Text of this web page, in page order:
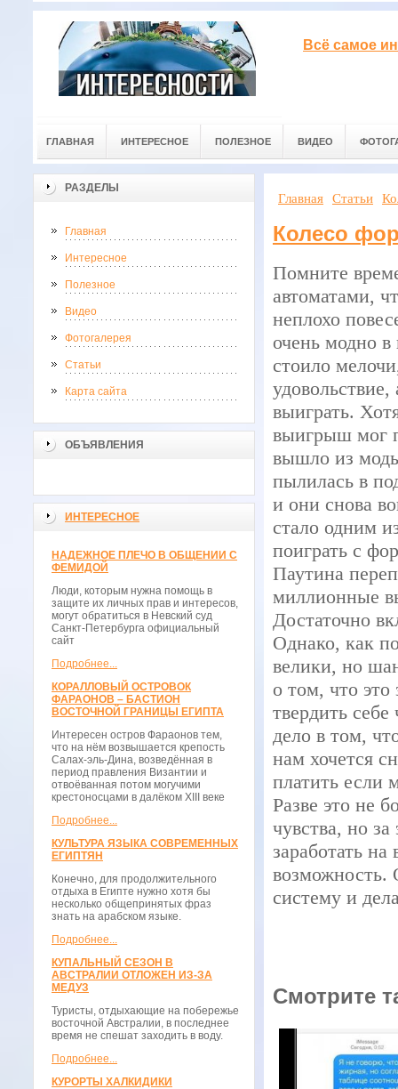
Всё самое
ГЛАВНАЯ ИНТЕРЕСНОЕ ПОЛЕЗНОЕ ВИДЕО
РАЗДЕЛЫ
Главная
Интересное
Полезное
Видео
Фотогалерея
Статьи
Карта сайта
ОБЪЯВЛЕНИЯ
ИНТЕРЕСНОЕ
НАДЕЖНОЕ ПЛЕЧО В ОБЩЕНИИ С
ФЕМИДОЙ
Люди, которым нужна помощь в
защите их личных прав и интересов,
могут обратиться в Невский суд
Санкт-Петербурга официальный
сайт
Подробнее...
КОРАЛЛОВЫЙ ОСТРОВОК
ФАРАОНОВ – БАСТИОН
ВОСТОЧНОЙ ГРАНИЦЫ ЕГИПТА
Интересен остров Фараонов тем,
что на нём возвышается крепость
Салах-эль-Дина, возведённая в
период правления Византии и
отвоёванная потом могучими
крестоносцами в далёком XIII веке
Подробнее...
КУЛЬТУРА ЯЗЫКА СОВРЕМЕННЫХ
ЕГИПТЯН
Конечно, для продолжительного
отдыха в Египте нужно хотя бы
несколько общепринятых фраз
знать на арабском языке.
Подробнее...
КУПАЛЬНЫЙ СЕЗОН В
АВСТРАЛИИ ОТЛОЖЕН ИЗ-ЗА
МЕДУЗ
Туристы, отдыхающие на побережье
восточной Австралии, в последнее
время не спешат заходить в воду.
Подробнее...
КУРОРТЫ ХАЛКИДИКИ
Главная Статьи
Колесо
Помните
автоматами,
неплохо
очень модно в
стоило
выиграть.
выигрыш мог
вышло из
пылилась в
и они снова
стало одним
поиграть с
Паутина
миллионные
Достаточно
Однако, как
велики, но
о том, что это
твердить
дело в том,
нам хочется
платить если
Разве это не
чувства, но
заработать
возможность.
систему и
Смотрите